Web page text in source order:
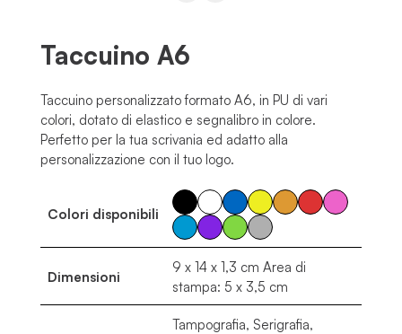
Taccuino A6
Taccuino personalizzato formato A6, in PU di vari
colori, dotato di elastico e segnalibro in colore.
Perfetto per la tua scrivania ed adatto alla
personalizzazione con il tuo logo.
Colori disponibili
Dimensioni
9 x 14 x 1,3 cm Area di
stampa: 5 x 3,5 cm
Tampografia, Serigrafia,